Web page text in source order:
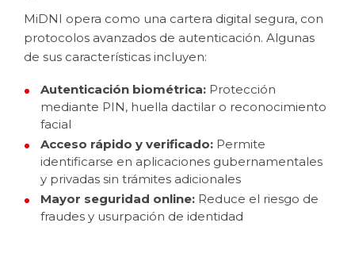
MiDNI opera como una cartera digital segura, con
protocolos avanzados de autenticación. Algunas
de sus características incluyen:
Autenticación biométrica: Protección
mediante PIN, huella dactilar o reconocimiento
facial
Acceso rápido y verificado: Permite
identificarse en aplicaciones gubernamentales
y privadas sin trámites adicionales
Mayor seguridad online: Reduce el riesgo de
fraudes y usurpación de identidad